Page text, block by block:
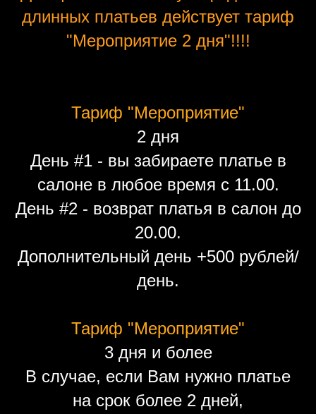
длинных платьев действует тариф
"Мероприятие 2 дня"!!!!
Тариф "Мероприятие"
2 дня
День #1 - вы забираете платье в
салоне в любое время с 11.00.
День #2 - возврат платья в салон до
20.00.
Дополнительный день +500 рублей/
день.
Тариф "Мероприятие"
3 дня и более
В случае, если Вам нужно платье
на срок более 2 дней,